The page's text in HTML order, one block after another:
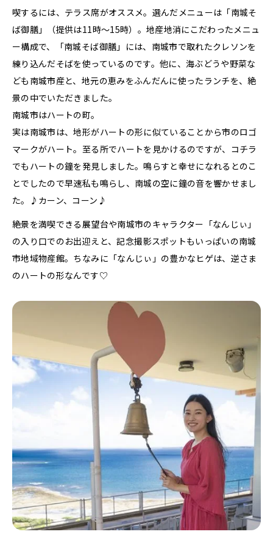
喫するには、テラス席がオススメ。選んだメニューは「南城そ
ば御膳」（提供は11時〜15時）。地産地消にこだわったメニュ
ー構成で、「南城そば御膳」には、南城市で取れたクレソンを
練り込んだそばを使っているのです。他に、海ぶどうや野菜な
ども南城市産と、地元の恵みをふんだんに使ったランチを、絶
景の中でいただきました。
南城市はハートの町。
実は南城市は、地形がハートの形に似ていることから市のロゴ
マークがハート。至る所でハートを見かけるのですが、コチラ
でもハートの鐘を発見しました。鳴らすと幸せになれるとのこ
とでしたので早速私も鳴らし、南城の空に鐘の音を響かせまし
た。♪カーン、コーン♪
絶景を満喫できる展望台や南城市のキャラクター「なんじぃ」
の入り口でのお出迎えと、記念撮影スポットもいっぱいの南城
市地域物産館。ちなみに「なんじぃ」の豊かなヒゲは、逆さま
のハートの形なんです♡